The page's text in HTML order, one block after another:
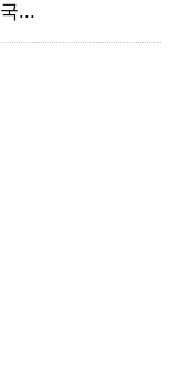
...